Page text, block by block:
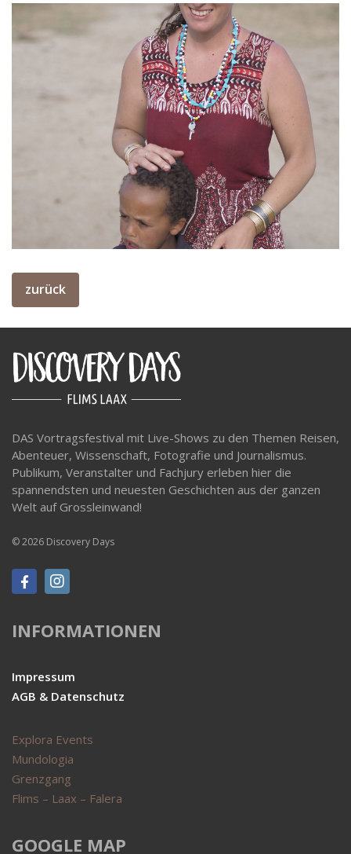
zurück
DAS Vortragsfestival mit Live-Shows zu den Themen Reisen,
Abenteuer, Wissenschaft, Fotografie und Journalismus.
Publikum, Veranstalter und Fachjury erleben hier die
spannendsten und neuesten Geschichten aus der ganzen
Welt auf Grossleinwand!
© 2026 Discovery Days
INFORMATIONEN
Impressum
AGB & Datenschutz
Explora Events
Mundologia
Grenzgang
Flims – Laax – Falera
GOOGLE MAP